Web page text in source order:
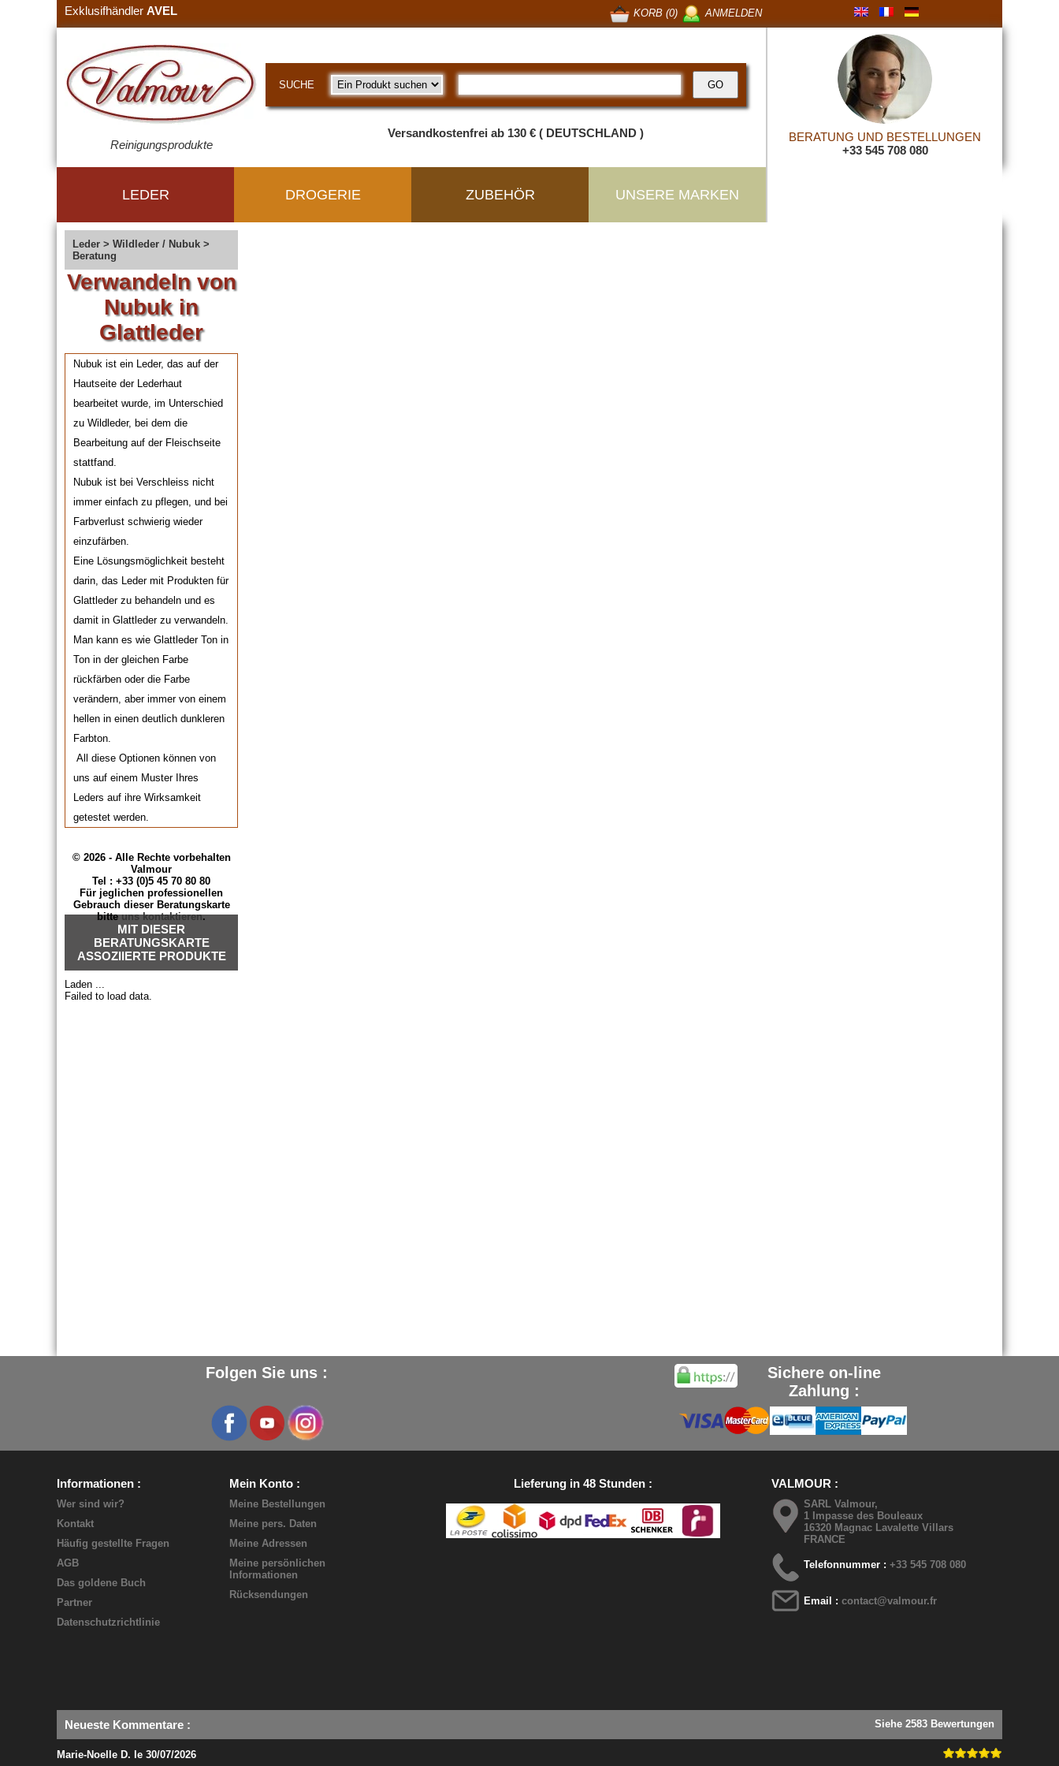
Exklusifhändler AVEL ANMELDEN
KORB (0)
Reinigungsprodukte
SUCHE
Versandkostenfrei ab 130 € ( DEUTSCHLAND )
BERATUNG UND BESTELLUNGEN
+33 545 708 080
LEDER DROGERIE ZUBEHÖR UNSERE MARKEN
Leder > Wildleder / Nubuk >
Beratung
Verwandeln von
Nubuk in
Glattleder
Nubuk ist ein Leder, das auf der
Hautseite der Lederhaut
bearbeitet wurde, im Unterschied
zu Wildleder, bei dem die
Bearbeitung auf der Fleischseite
stattfand.
Nubuk ist bei Verschleiss nicht
immer einfach zu pflegen, und bei
Farbverlust schwierig wieder
einzufärben.
Eine Lösungsmöglichkeit besteht
darin, das Leder mit Produkten für
Glattleder zu behandeln und es
damit in Glattleder zu verwandeln.
Man kann es wie Glattleder Ton in
Ton in der gleichen Farbe
rückfärben oder die Farbe
verändern, aber immer von einem
hellen in einen deutlich dunkleren
Farbton.
All diese Optionen können von
uns auf einem Muster Ihres
Leders auf ihre Wirksamkeit
getestet werden.
Glattleder im gleichen Farbton
1-Vorbereitung:
Zuerst sicherstellen, dass das
Nubukleder völlig sauber, fettfrei
und trocken ist.
Reinigungsschwamm Wildleder
Arbeitsgang wiederholen.
Anmerkungen
kann es nötig sein, das Leder mit
der Flüssigen Lederfarbe Teinture
Française vorzufärben, bevor man
die Pigmentfärbecreme
verwendet, so wie bei einer
Änderung der Farbe, siehe unten.
Dies kann auch von uns mit
Glattleder mit gleichzeitiger
© 2026 - Alle Rechte vorbehalten
Valmour
Tel : +33 (0)5 45 70 80 80
Für jeglichen professionellen
Gebrauch dieser Beratungskarte
bitteuns kontaktieren.
MIT DIESER
BERATUNGSKARTE
ASSOZIIERTE PRODUKTE
Laden ...
Failed to load data.
Folgen Sie uns :
Sichere on-line
Zahlung :
Informationen
Wer sind wir?
Kontakt
Häufig gestellte Fragen
AGB
Das goldene Buch
Partner
Datenschutzrichtlinie
Mein Konto
Meine Bestellungen
Meine pers. Daten
Meine Adressen
Meine persönlichen
Informationen
Rücksendungen
Lieferung in 48 Stunden VALMOUR
SARL Valmour,
1 Impasse des Bouleaux
16320 Magnac Lavalette Villars
FRANCE
Telefonnummer :+33 545 708 080
Email :contact@valmour.fr
Neueste Kommentare : Siehe 2583 Bewertungen
Marie-Noelle D. le 30/07/2026